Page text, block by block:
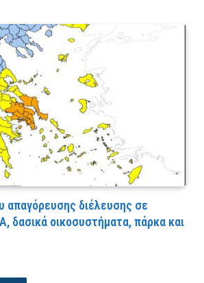
απαγόρευσης διέλευσης σε
δασικά οικοσυστήματα, πάρκα και